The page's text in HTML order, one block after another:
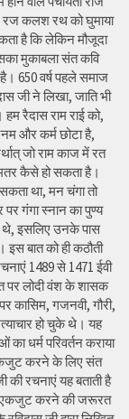
रज कलश रथ को घुमाया
है कि लेकिन मौजूदा
मुकाबला संत कवि
है। 650 वर्ष पहले समाज
जी ने लिखा, जाति भी
रैदास राम राई को,
और कर्म छोटा है,
जो राम काज में रत
कैसे हो सकता है।
था, मन चंगा तो
पर गंगा स्नान का पुण्य
थे, इसलिए उनके पास
इस बात को ही कठौती
1489 से 1471 ईवी
पर लोदी वंश के शासक
कासिम, गजनवी, गौरी,
हो चुके थे। यह
धर्म परिवर्तन कराया
करने के लिए संत
की रचनाएं यह बताती है
एकजुट करने की जरूरत